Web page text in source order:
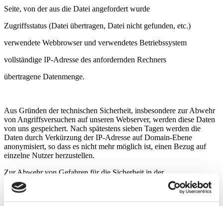
Seite, von der aus die Datei angefordert wurde
Zugriffsstatus (Datei übertragen, Datei nicht gefunden, etc.)
verwendete Webbrowser und verwendetes Betriebssystem
vollständige IP-Adresse des anfordernden Rechners
übertragene Datenmenge.
Aus Gründen der technischen Sicherheit, insbesondere zur Abwehr
von Angriffsversuchen auf unseren Webserver, werden diese Daten
von uns gespeichert. Nach spätestens sieben Tagen werden die
Daten durch Verkürzung der IP-Adresse auf Domain-Ebene
anonymisiert, so dass es nicht mehr möglich ist, einen Bezug auf
einzelne Nutzer herzustellen.
Zur Abwehr von Gefahren für die Sicherheit in der
Informationstechnik werden diese Daten auf Grundlage von Art. 44
BayDiG-E an das Landesamt für Sicherheit in der
Informationstechnik weitergeleitet.